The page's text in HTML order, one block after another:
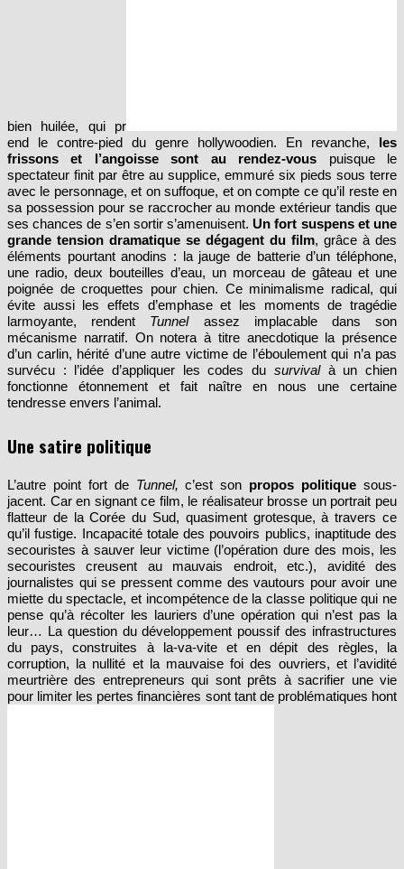
bien huilée, qui pr
end le contre-pied du genre hollywoodien. En revanche, les
frissons et l’angoisse sont au rendez-vous puisque le
spectateur finit par être au supplice, emmuré six pieds sous terre
avec le personnage, et on suffoque, et on compte ce qu’il reste en
sa possession pour se raccrocher au monde extérieur tandis que
ses chances de s’en sortir s’amenuisent. Un fort suspens et une
grande tension dramatique se dégagent du film, grâce à des
éléments pourtant anodins : la jauge de batterie d’un téléphone,
une radio, deux bouteilles d’eau, un morceau de gâteau et une
poignée de croquettes pour chien. Ce minimalisme radical, qui
évite aussi les effets d’emphase et les moments de tragédie
larmoyante, rendent Tunnelassez implacable dans son
mécanisme narratif. On notera à titre anecdotique la présence
d’un carlin, hérité d’une autre victime de l’éboulement qui n’a pas
survécu : l’idée d’appliquer les codes du survivalà un chien
fonctionne étonnement et fait naître en nous une certaine
tendresse envers l’animal.
Une satire politique
L’autre point fort de Tunnel, c’est son propos politique sous-
jacent. Car en signant ce film, le réalisateur brosse un portrait peu
flatteur de la Corée du Sud, quasiment grotesque, à travers ce
qu’il fustige. Incapacité totale des pouvoirs publics, inaptitude des
secouristes à sauver leur victime (l’opération dure des mois, les
secouristes creusent au mauvais endroit, etc.), avidité des
journalistes qui se pressent comme des vautours pour avoir une
miette du spectacle, et incompétence de la classe politique qui ne
pense qu’à récolter les lauriers d’une opération qui n’est pas la
leur… La question du développement poussif des infrastructures
du pays, construites à la-va-vite et en dépit des règles, la
corruption, la nullité et la mauvaise foi des ouvriers, et l’avidité
meurtrière des entrepreneurs qui sont prêts à sacrifier une vie
pour limiter les pertes financières sont tant de problématiques hont